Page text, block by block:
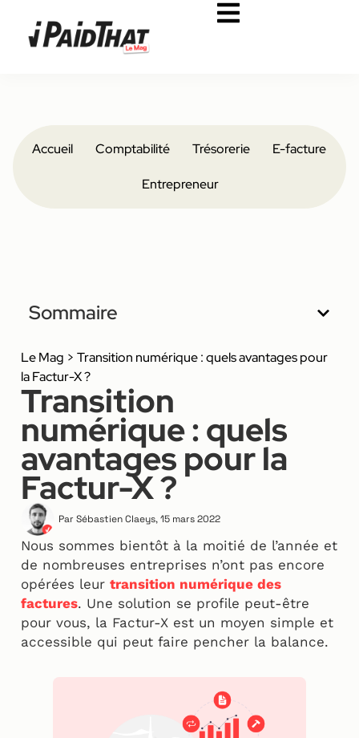
Accueil Comptabilité Trésorerie E-facture
Entrepreneur
Sommaire
Le Mag > Transition numérique : quels avantages pour
la Factur-X ?
Transition
numérique : quels
avantages pour la
Factur-X ?
Par Sébastien Claeys,15 mars 2022
Nous sommes bientôt à la moitié de l’année et
de nombreuses entreprises n’ont pas encore
opérées leur transition numérique des
factures. Une solution se profile peut-être
pour vous, la Factur-X est un moyen simple et
accessible qui peut faire pencher la balance.